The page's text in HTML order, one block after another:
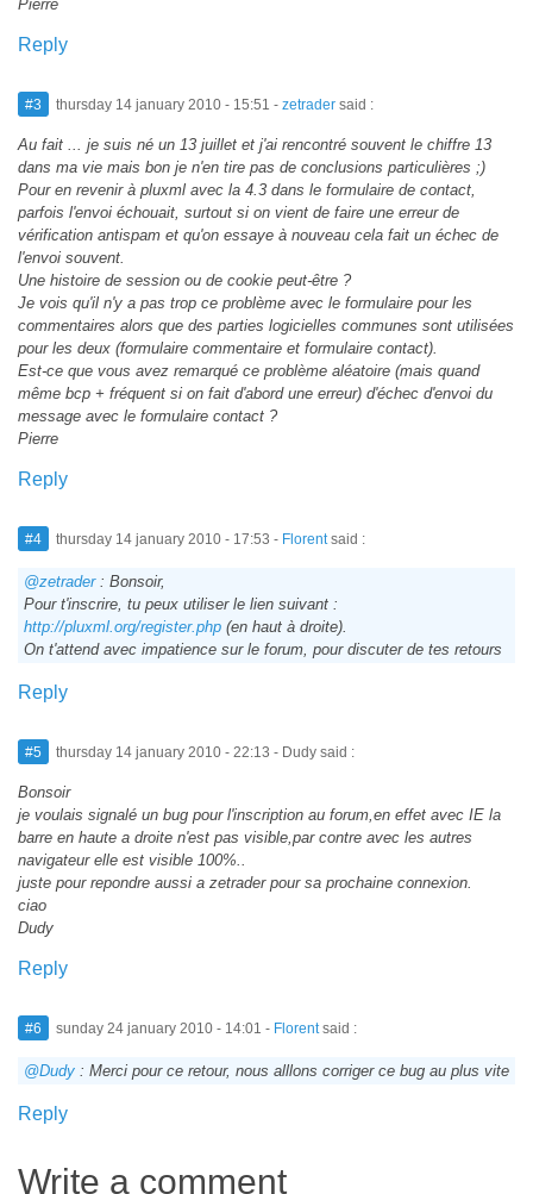
Pierre
Reply
#3 thursday 14 january 2010 - 15:51 - zetrader said :
Au fait ... je suis né un 13 juillet et j'ai rencontré souvent le chiffre 13
dans ma vie mais bon je n'en tire pas de conclusions particulières ;)
Pour en revenir à pluxml avec la 4.3 dans le formulaire de contact,
parfois l'envoi échouait, surtout si on vient de faire une erreur de
vérification antispam et qu'on essaye à nouveau cela fait un échec de
l'envoi souvent.
Une histoire de session ou de cookie peut-être ?
Je vois qu'il n'y a pas trop ce problème avec le formulaire pour les
commentaires alors que des parties logicielles communes sont utilisées
pour les deux (formulaire commentaire et formulaire contact).
Est-ce que vous avez remarqué ce problème aléatoire (mais quand
même bcp + fréquent si on fait d'abord une erreur) d'échec d'envoi du
message avec le formulaire contact ?
Pierre
Reply
#4 thursday 14 january 2010 - 17:53 - Florent said :
@zetrader: Bonsoir,
Pour t'inscrire, tu peux utiliser le lien suivant :
http://pluxml.org/register.php (en haut à droite).
On t'attend avec impatience sur le forum, pour discuter de tes retours
Reply
#5 thursday 14 january 2010 - 22:13 - Dudy said :
Bonsoir
je voulais signalé un bug pour l'inscription au forum,en effet avec IE la
barre en haute a droite n'est pas visible,par contre avec les autres
navigateur elle est visible 100%..
juste pour repondre aussi a zetrader pour sa prochaine connexion.
ciao
Dudy
Reply
#6 sunday 24 january 2010 - 14:01 - Florent said :
@Dudy : Merci pour ce retour, nous alllons corriger ce bug au plus vite
Reply
Write a comment